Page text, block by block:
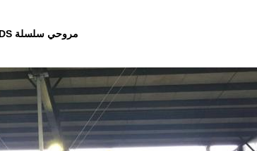
مروحي سلسلة DS